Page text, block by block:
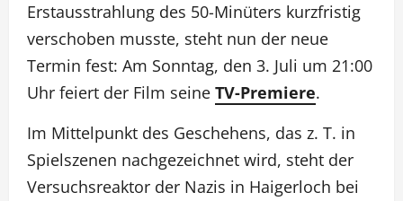
Erstausstrahlung des 50-Minüters kurzfristig
verschoben musste, steht nun der neue
Termin fest: Am Sonntag, den 3. Juli um 21:00
Uhr feiert der Film seine TV-Premiere.
Im Mittelpunkt des Geschehens, das z. T. in
Spielszenen nachgezeichnet wird, steht der
Versuchsreaktor der Nazis in Haigerloch bei